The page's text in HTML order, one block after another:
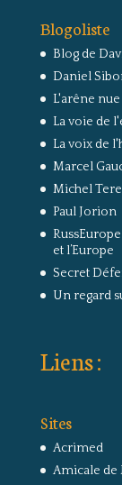
Blogoliste
Blog de
Daniel
L'arêne
La voie de
La voix de
Marcel
Michel
Paul Jorion
et l’Europe
Secret
Un regard
Liens :
Sites
Acrimed
Amicale de